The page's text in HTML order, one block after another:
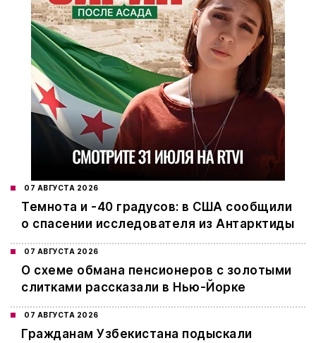
07 АВГУСТА 2026
Темнота и -40 градусов: в США сообщили
о спасении исследователя из Антарктиды
07 АВГУСТА 2026
О схеме обмана пенсионеров с золотыми
слитками рассказали в Нью-Йорке
07 АВГУСТА 2026
Гражданам Узбекистана подыскали